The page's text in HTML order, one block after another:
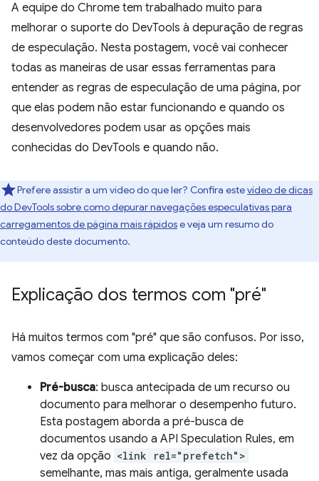
A equipe do Chrome tem trabalhado muito para
melhorar o suporte do DevTools à depuração de regras
de especulação. Nesta postagem, você vai conhecer
todas as maneiras de usar essas ferramentas para
entender as regras de especulação de uma página, por
que elas podem não estar funcionando e quando os
desenvolvedores podem usar as opções mais
conhecidas do DevTools e quando não.
Prefere assistir a um vídeo do que ler? Confira estevídeo de dicas
do DevTools sobre como depurar navegações especulativas para
carregamentos de página mais rápidose veja um resumo do
conteúdo deste documento.
Explicação dos termos com "pré"
Há muitos termos com "pré" que são confusos. Por isso,
vamos começar com uma explicação deles:
Pré-busca: busca antecipada de um recurso ou
documento para melhorar o desempenho futuro.
Esta postagem aborda a pré-busca de
documentos usando a API Speculation Rules, em
vez da opção <link rel="prefetch">
semelhante, mas mais antiga, geralmente usada